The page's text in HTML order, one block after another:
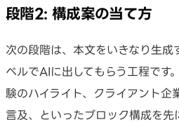
段階2: 構成案の当て方
次の段階は、本文をいきなり生成
ベルでAIに出してもらう工程です
験のハイライト、クライアント企
言及、といったブロック構成を